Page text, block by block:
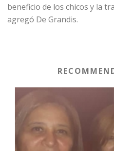
beneficio de los chicos y la
agregó De Grandis.